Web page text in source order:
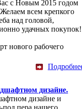
с Новым 2015 годом
всем крепкого
над головой,
удачных покупок!
нового рабочего
дизайне.
дизайне и
под пера нашего